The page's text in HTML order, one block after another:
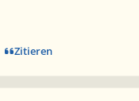
Zitieren